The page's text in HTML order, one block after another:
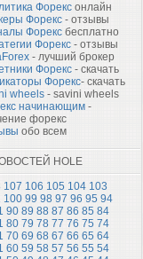
Форекс онлайн
Форекс - отзывы
Форекс бесплатно
Форекс - отзывы
- лучший брокер
Форекс - скачать
Форекс- скачать
wheels - savini wheels
начинающим -
форекс
обо всем
HOLE
107 106 105 104 103
100 99 98 97 96 95 94
90 89 88 87 86 85 84
80 79 78 77 76 75 74
70 69 68 67 66 65 64
60 59 58 57 56 55 54